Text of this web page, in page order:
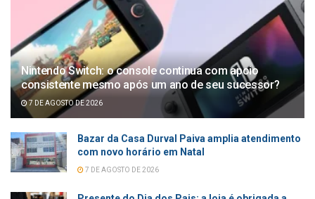
Nintendo Switch: o console continua com apoio
consistente mesmo após um ano de seu sucessor?
7 DE AGOSTO DE 2026
Bazar da Casa Durval Paiva amplia atendimento
com novo horário em Natal
7 DE AGOSTO DE 2026